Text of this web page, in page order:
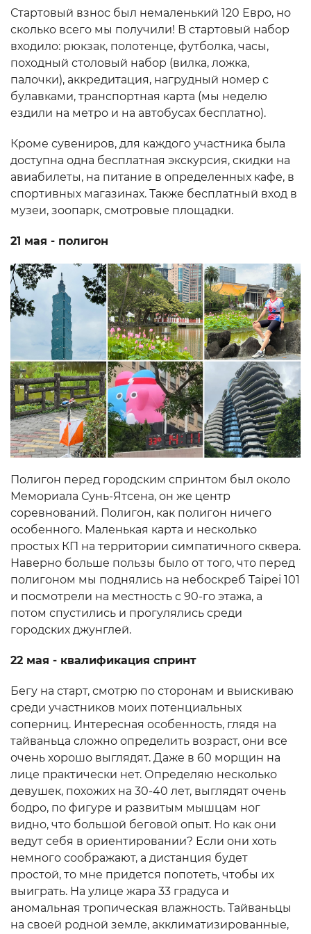
Стартовый взнос был немаленький 120 Евро, но
сколько всего мы получили! В стартовый набор
входило: рюкзак, полотенце, футболка, часы,
походный столовый набор (вилка, ложка,
палочки), аккредитация, нагрудный номер с
булавками, транспортная карта (мы неделю
ездили на метро и на автобусах бесплатно).
Кроме сувениров, для каждого участника была
доступна одна бесплатная экскурсия, скидки на
авиабилеты, на питание в определенных кафе, в
спортивных магазинах. Также бесплатный вход в
музеи, зоопарк, смотровые площадки.
21 мая - полигон
Полигон перед городским спринтом был около
Мемориала Сунь-Ятсена, он же центр
соревнований. Полигон, как полигон ничего
особенного. Маленькая карта и несколько
простых КП на территории симпатичного сквера.
Наверно больше пользы было от того, что перед
полигоном мы поднялись на небоскреб Taipei 101
и посмотрели на местность с 90-го этажа, а
потом спустились и прогулялись среди
городских джунглей.
22 мая - квалификация спринт
Бегу на старт, смотрю по сторонам и выискиваю
среди участников моих потенциальных
соперниц. Интересная особенность, глядя на
тайваньца сложно определить возраст, они все
очень хорошо выглядят. Даже в 60 морщин на
лице практически нет. Определяю несколько
девушек, похожих на 30-40 лет, выглядят очень
бодро, по фигуре и развитым мышцам ног
видно, что большой беговой опыт. Но как они
ведут себя в ориентировании? Если они хоть
немного соображают, а дистанция будет
простой, то мне придется попотеть, чтобы их
выиграть. На улице жара 33 градуса и
аномальная тропическая влажность. Тайваньцы
на своей родной земле, акклиматизированные,